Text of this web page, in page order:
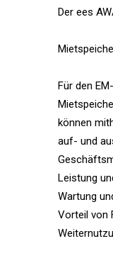
Der ees
Für den
können
auf- und
Leistung
Wartung
Vorteil von